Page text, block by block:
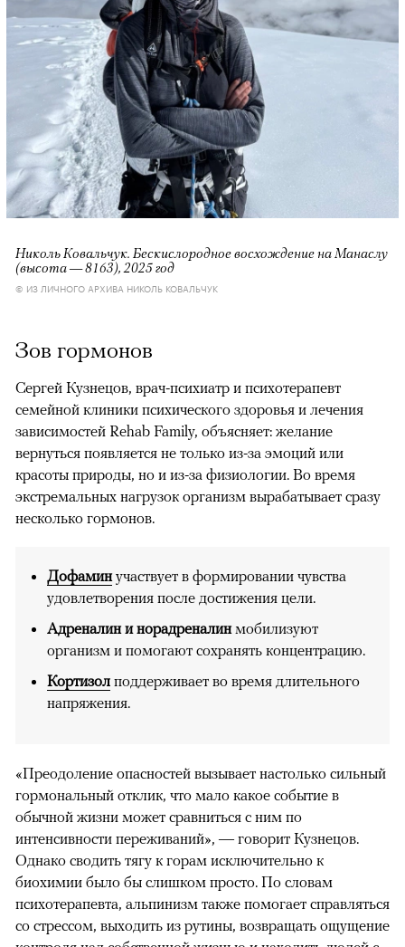
Николь Ковальчук. Бескислородное восхождение на Манаслу
(высота — 8163), 2025 год
© ИЗ ЛИЧНОГО АРХИВА НИКОЛЬ КОВАЛЬЧУК
Зов гормонов
Сергей Кузнецов, врач-психиатр и психотерапевт
семейной клиники психического здоровья и лечения
зависимостей Rehab Family, объясняет: желание
вернуться появляется не только из-за эмоций или
красоты природы, но и из-за физиологии. Во время
экстремальных нагрузок организм вырабатывает сразу
несколько гормонов.
Дофаминучаствует в формировании чувства
удовлетворения после достижения цели.
Адреналин и норадреналинмобилизуют
организм и помогают сохранять концентрацию.
Кортизол поддерживает во время длительного
напряжения.
«Преодоление опасностей вызывает настолько сильный
гормональный отклик, что мало какое событие в
обычной жизни может сравниться с ним по
интенсивности переживаний», — говорит Кузнецов.
Однако сводить тягу к горам исключительно к
биохимии было бы слишком просто. По словам
психотерапевта, альпинизм также помогает справляться
со стрессом, выходить из рутины, возвращать ощущение